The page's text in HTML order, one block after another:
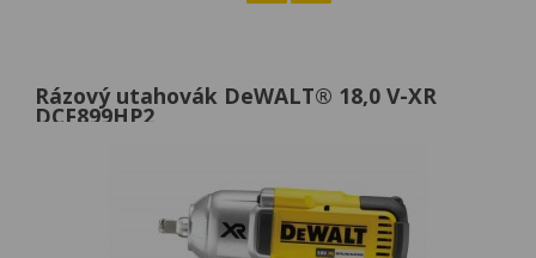
Rázový utahovák DeWALT® 18,0 V-XR
DCF899HP2